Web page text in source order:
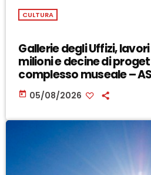
CULTURA
Gallerie degli Uffizi,
milioni e decine di
complesso museale –
today 05/08/2026